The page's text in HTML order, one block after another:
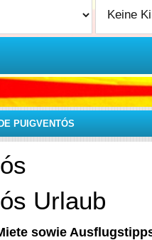
PUIGVENTÓS
Urlaub
sowie